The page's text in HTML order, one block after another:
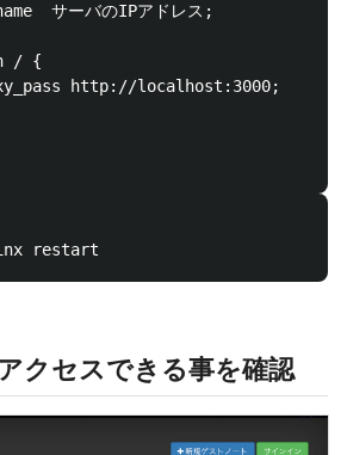
サーバのIPアドレス;
/ {
http://localhost:3000;
クセスできる事を確認